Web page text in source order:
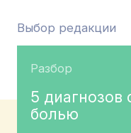
Выбор редакции
Разбор
5 диагнозов
болью